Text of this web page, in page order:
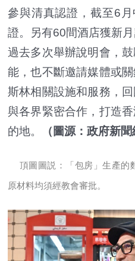
參與清真認證，截至6
證。另有60間酒店獲新
過去多次舉辦說明會，
能，也不斷邀請媒體或
斯林相關設施和服務，
與各界緊密合作，打造
的地。
（圖源：政府新聞
頂圖圖説：「包房」生產的
原材料均須經教會審批。